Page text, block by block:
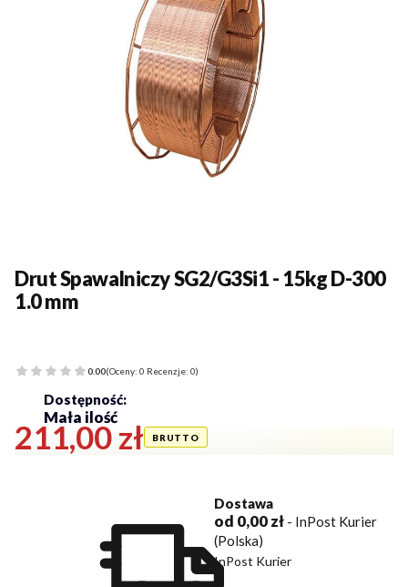
Drut Spawalniczy SG2/G3Si1 - 15kg D-300
1.0 mm
0.00(Oceny: 0 Recenzje: 0)
Cena
211,00 zł
Dostawa
od 0,00 zł - InPost Kurier
(Polska)
InPost Kurier
Dostępność:
Mała ilość